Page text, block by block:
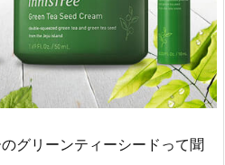
グリーンティーシードって聞